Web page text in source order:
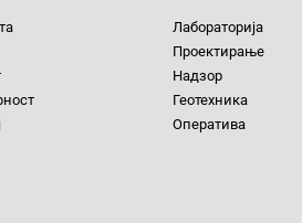
Лабораторија
Проектирање
Надзор
Геотехника
Оператива